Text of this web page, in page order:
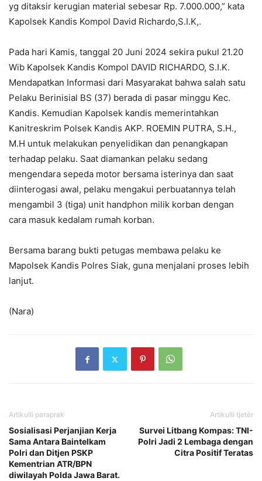
yg ditaksir kerugian material sebesar Rp. 7.000.000,” kata
Kapolsek Kandis Kompol David Richardo,S.I.K,.
Pada hari Kamis, tanggal 20 Juni 2024 sekira pukul 21.20
Wib Kapolsek Kandis Kompol DAVID RICHARDO, S.I.K.
Mendapatkan Informasi dari Masyarakat bahwa salah satu
Pelaku Berinisial BS (37) berada di pasar minggu Kec.
Kandis. Kemudian Kapolsek kandis memerintahkan
Kanitreskrim Polsek Kandis AKP. ROEMIN PUTRA, S.H.,
M.H untuk melakukan penyelidikan dan penangkapan
terhadap pelaku. Saat diamankan pelaku sedang
mengendara sepeda motor bersama isterinya dan saat
diinterogasi awal, pelaku mengakui perbuatannya telah
mengambil 3 (tiga) unit handphon milik korban dengan
cara masuk kedalam rumah korban.
Bersama barang bukti petugas membawa pelaku ke
Mapolsek Kandis Polres Siak, guna menjalani proses lebih
lanjut.
(Nara)
Artikulli paraprak
Sosialisasi Perjanjian Kerja
Sama Antara Baintelkam
Polri dan Ditjen PSKP
Kementrian ATR/BPN
diwilayah Polda Jawa Barat.
Artikulli tjetër
Survei Litbang Kompas: TNI-
Polri Jadi 2 Lembaga dengan
Citra Positif Teratas